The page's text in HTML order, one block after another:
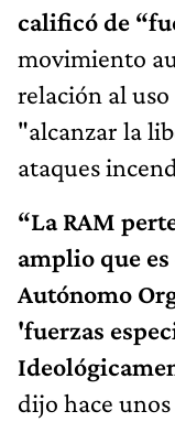
calificó de
movimiento
relación al
"alcanzar la
ataques
“La RAM
amplio que
Autónomo
'fuerzas
dijo hace